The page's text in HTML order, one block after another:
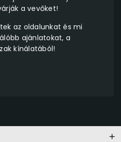
a vevőket!
az oldalunkat és mi
ajánlatokat, a
kínálatából!